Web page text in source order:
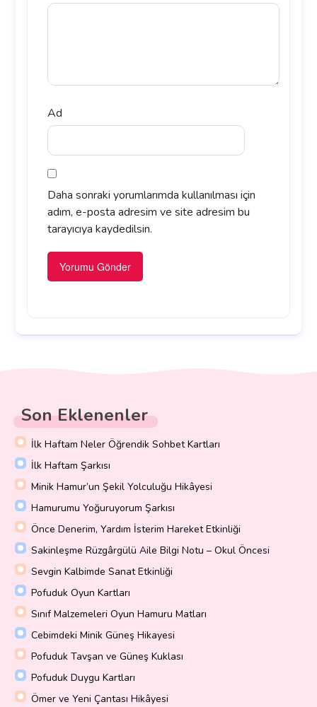
Ad
Daha sonraki yorumlarımda kullanılması için
adım, e-posta adresim ve site adresim bu
tarayıcıya kaydedilsin.
Son Eklenenler
İlk Haftam Neler Öğrendik Sohbet Kartları
İlk Haftam Şarkısı
Minik Hamur’un Şekil Yolculuğu Hikâyesi
Hamurumu Yoğuruyorum Şarkısı
Önce Denerim, Yardım İsterim Hareket Etkinliği
Sakinleşme Rüzgârgülü Aile Bilgi Notu – Okul Öncesi
Sevgin Kalbimde Sanat Etkinliği
Pofuduk Oyun Kartları
Sınıf Malzemeleri Oyun Hamuru Matları
Cebimdeki Minik Güneş Hikayesi
Pofuduk Tavşan ve Güneş Kuklası
Pofuduk Duygu Kartları
Ömer ve Yeni Çantası Hikâyesi